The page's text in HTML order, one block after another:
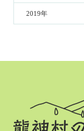
2019年